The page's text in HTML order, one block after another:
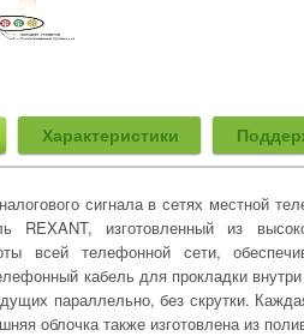
Характеристики
сигнала в сетях местной
REXANT, изготовленный из
всей телефонной сети,
кабель для прокладки
параллельно, без скрутки.
облочка также изготовлена из